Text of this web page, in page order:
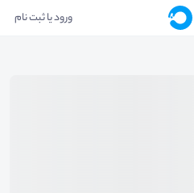
ورود یا ثبت نام